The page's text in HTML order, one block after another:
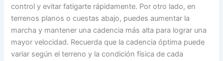
control y evitar fatigarte rápidamente. Por otro lado, en
terrenos planos o cuestas abajo, puedes aumentar la
marcha y mantener una cadencia más alta para lograr una
mayor velocidad. Recuerda que la cadencia óptima puede
variar según el terreno y la condición física de cada